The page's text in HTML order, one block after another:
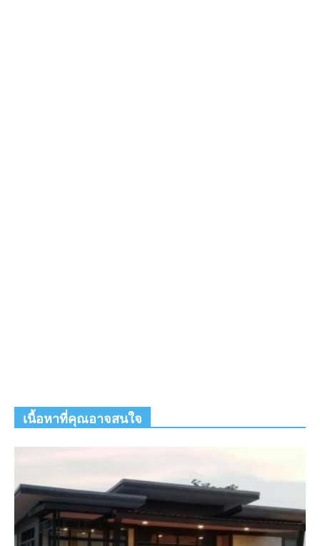
เนื้อหาที่คุณอาจสนใจ